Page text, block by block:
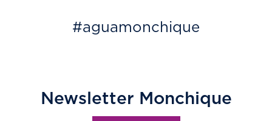
#aguamonchique
Newsletter Monchique